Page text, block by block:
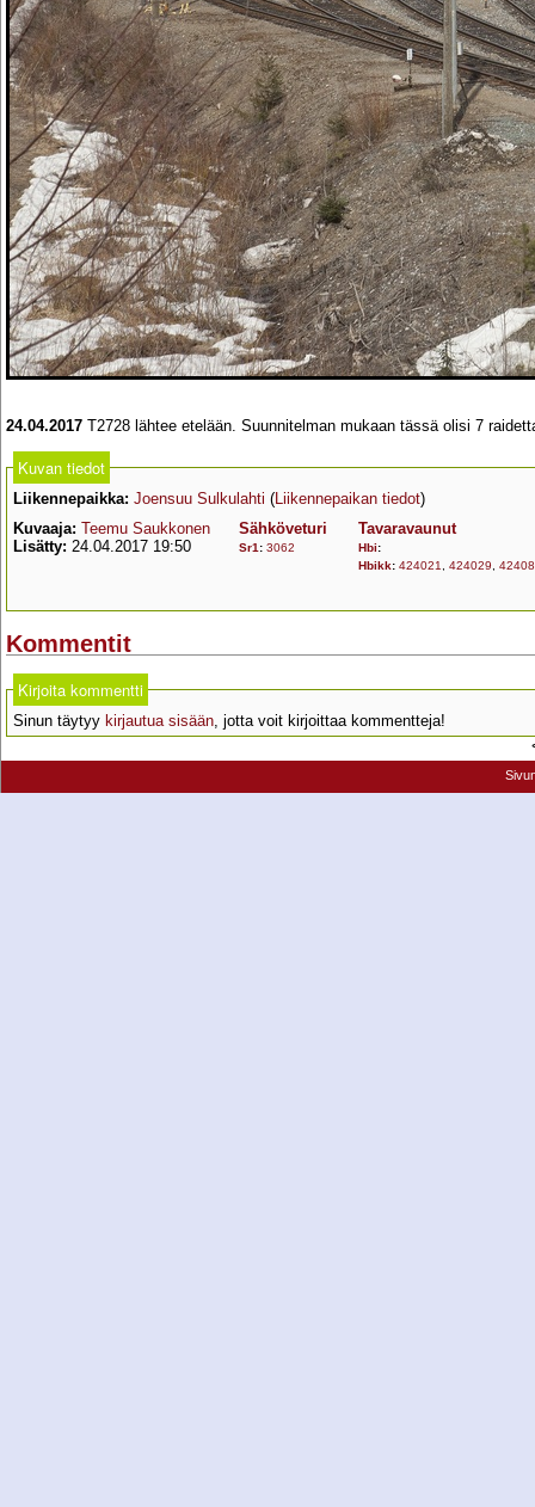
24.04.2017 T2728 lähtee etelään. Suunnitelman mukaan tässä olisi 7
Kuvan tiedot
Liikennepaikka: Joensuu Sulkulahti (Liikennepaikan tiedot)
Kuvaaja: Teemu Saukkonen
Lisätty: 24.04.2017 19:50
Sähköveturi
Sr1 : 3062
Tavaravaunut
Hbi:
Hbikk: 424021 424029
Kommentit
Kirjoita kommentti
Sinun täytyy kirjautua sisään, jotta voit kirjoittaa kommentteja!